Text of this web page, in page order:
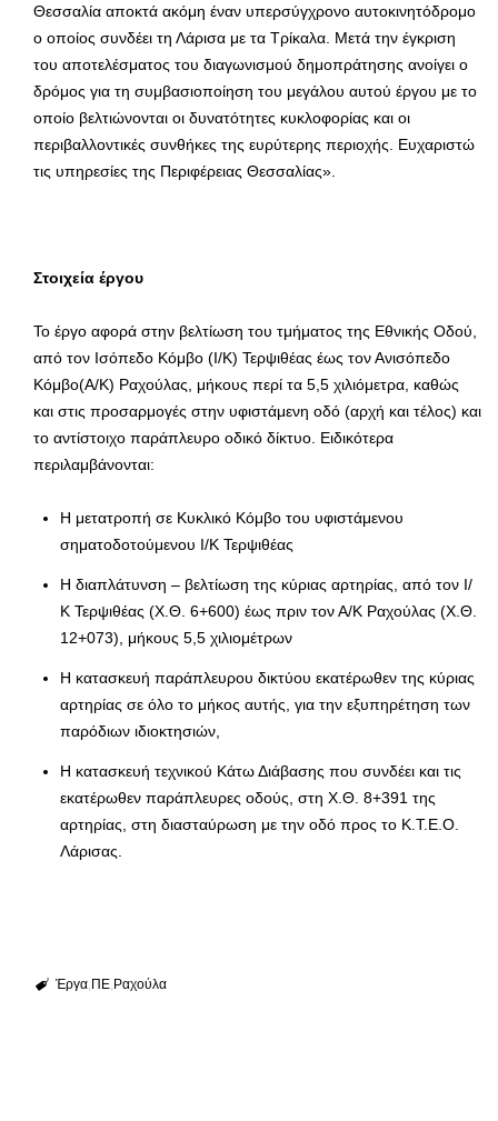
Θεσσαλία αποκτά ακόμη έναν υπερσύγχρονο αυτοκινητόδρομο
ο οποίος συνδέει τη Λάρισα με τα Τρίκαλα. Μετά την έγκριση
του αποτελέσματος του διαγωνισμού δημοπράτησης ανοίγει ο
δρόμος για τη συμβασιοποίηση του μεγάλου αυτού έργου με το
οποίο βελτιώνονται οι δυνατότητες κυκλοφορίας και οι
περιβαλλοντικές συνθήκες της ευρύτερης περιοχής. Ευχαριστώ
τις υπηρεσίες της Περιφέρειας Θεσσαλίας».
Στοιχεία έργου
Το έργο αφορά στην βελτίωση του τμήματος της Εθνικής Οδού,
από τον Ισόπεδο Κόμβο (Ι/Κ) Τερψιθέας έως τον Ανισόπεδο
Κόμβο(Α/Κ) Ραχούλας, μήκους περί τα 5,5 χιλιόμετρα, καθώς
και στις προσαρμογές στην υφιστάμενη οδό (αρχή και τέλος) και
το αντίστοιχο παράπλευρο οδικό δίκτυο. Ειδικότερα
περιλαμβάνονται:
Η μετατροπή σε Κυκλικό Κόμβο του υφιστάμενου
σηματοδοτούμενου Ι/Κ Τερψιθέας
Η διαπλάτυνση – βελτίωση της κύριας αρτηρίας, από τον Ι/
Κ Τερψιθέας (Χ.Θ. 6+600) έως πριν τον Α/Κ Ραχούλας (Χ.Θ.
12+073), μήκους 5,5 χιλιομέτρων
Η κατασκευή παράπλευρου δικτύου εκατέρωθεν της κύριας
αρτηρίας σε όλο το μήκος αυτής, για την εξυπηρέτηση των
παρόδιων ιδιοκτησιών,
Η κατασκευή τεχνικού Κάτω Διάβασης που συνδέει και τις
εκατέρωθεν παράπλευρες οδούς, στη Χ.Θ. 8+391 της
αρτηρίας, στη διασταύρωση με την οδό προς το Κ.Τ.Ε.Ο.
Λάρισας.
Έργα ΠΕ Ραχούλα